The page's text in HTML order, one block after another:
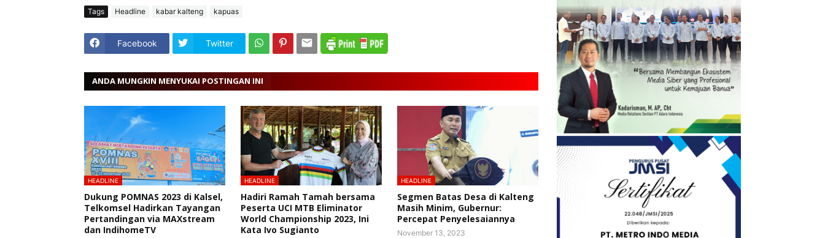
Tags Headline kabar kalteng kapuas
Facebook Twitter
ANDA MUNGKIN MENYUKAI POSTINGAN INI
HEADLINE
Dukung POMNAS 2023 di Kalsel,
Telkomsel Hadirkan Tayangan
Pertandingan via MAXstream
dan IndihomeTV
HEADLINE
Hadiri Ramah Tamah bersama
Peserta UCI MTB Eliminator
World Championship 2023, Ini
Kata Ivo Sugianto
HEADLINE
Segmen Batas Desa di Kalteng
Masih Minim, Gubernur:
Percepat Penyelesaiannya
November 13, 2023